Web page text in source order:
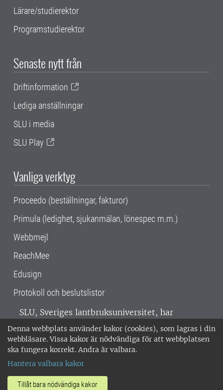
Denna webbplats använder kakor (cookies), som lagras i din
webbläsare. Vissa kakor är nödvändiga för att webbplatsen
ska fungera korrekt. Andra är valbara.
Hantera valbara kakor
Tillåt bara nödvändiga kakor
Lärare/studierektor
Programstudierektor
Senaste nytt från
Driftinformation
Lediga anställningar
SLU i media
SLU Play
Vanliga verktyg
Proceedo (beställningar, fakturor)
Primula (ledighet, sjukanmälan, lönespec m.m.)
Webbmejl
ReachMee
Edusign
Protokoll och beslutslistor
SLU, Sveriges lantbruksuniversitet, har
verksamhet över hela Sverige. Huvudorter är
Alnarp, Uppsala och Umeå.SLU är
miljöcertifierat enligt ISO 14001. •
018-67 10 00 • Org nr: 202100-2817 •
Om SLU:s webbplatser